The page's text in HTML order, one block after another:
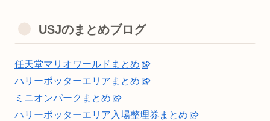
USJのまとめブログ
任天堂マリオワールドまとめ
ハリーポッターエリアまとめ
ミニオンパークまとめ
ハリーポッターエリア入場整理券まとめ